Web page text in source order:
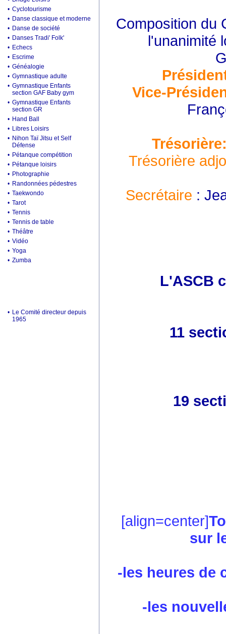
• Cyclotourisme
• Danse classique et moderne
• Danse de société
• Danses Tradi' Folk'
• Echecs
• Escrime
• Généalogie
• Gymnastique adulte
• Gymnastique Enfants
section GAF Baby gym
• Gymnastique Enfants
section GR
• Hand Ball
• Libres Loisirs
• Nihon Taï Jitsu et Self
Défense
• Pétanque compétition
• Pétanque loisirs
• Photographie
• Randonnées pédestres
• Taekwondo
• Tarot
• Tennis
• Tennis de table
• Théâtre
• Vidéo
• Yoga
• Zumba
• Le Comité directeur depuis
1965
Composition du
l'unanimité
Vice-
Trésorière
Secrétaire :
L'ASCB
11
19
[align=center]
sur
-les heures de
-les